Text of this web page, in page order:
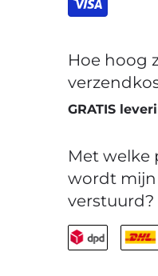
Hoe hoog
GRATIS
Met welke
wordt
verstuurd?